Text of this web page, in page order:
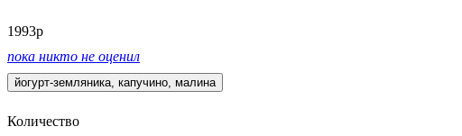
1993р
пока никто не оценил
йогурт-земляника, капучино, малина
Количество